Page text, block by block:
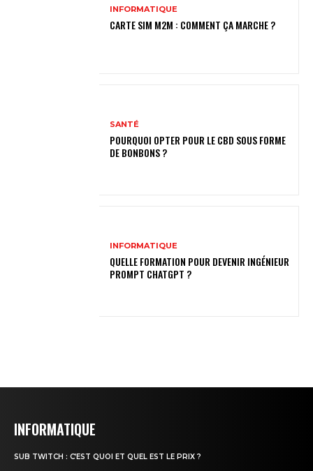
INFORMATIQUE
CARTE SIM M2M : COMMENT ÇA MARCHE ?
SANTÉ
POURQUOI OPTER POUR LE CBD SOUS FORME
DE BONBONS ?
INFORMATIQUE
QUELLE FORMATION POUR DEVENIR INGÉNIEUR
PROMPT CHATGPT ?
INFORMATIQUE
SUB TWITCH : C’EST QUOI ET QUEL EST LE PRIX ?